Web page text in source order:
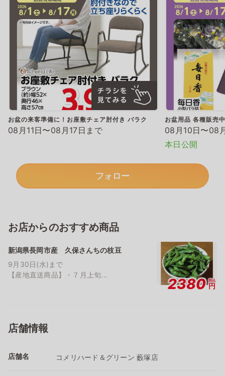
お盆の来客準備に！お座敷チェア肘付き バラク
08月11日〜08月17日まで
お盆用品 各種販売中
08月10日〜08
本日公開
フォロー
お店からのおすすめ商品
新潟県長岡市産 久保さんちの枝豆
9月30日(水)まで
【産地直送商品】・７月上旬...
2380 税込
円
店舗情報
店舗名 コメリハード＆グリーン 藪塚店